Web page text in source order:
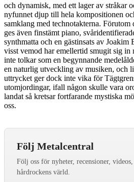
och dynamisk, med ett lager av stråkar
nyfunnet djup till hela kompositionen
samklang med technotakterna. Förutom
ges även finstämt piano,
synthmatta och en gästinsats av
visst vemod har emellertid smugit sig in
inte tolkar som en begynnande
en naturlig utveckling av musiken, och
uttrycket ger dock inte vika för
utomjordingar, ifall någon skulle vara
landat så kretsar fortfarande mystiska
oss.
Följ Metalcentral
Följ oss för nyheter, recensioner,
hårdrockens värld.